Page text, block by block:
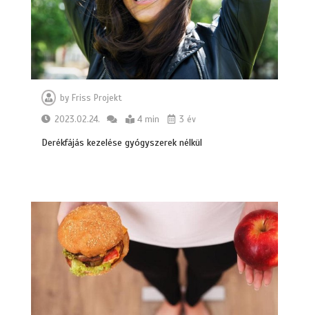
byFriss Projekt
2023.02.24.
4 min 3 év
Derékfájás kezelése gyógyszerek nélkül
Hatékony megoldások az iPhone
6 min
Hogyan lehet egyszerűvé tenni a
kárpittisztítás lépéseit?
7 min